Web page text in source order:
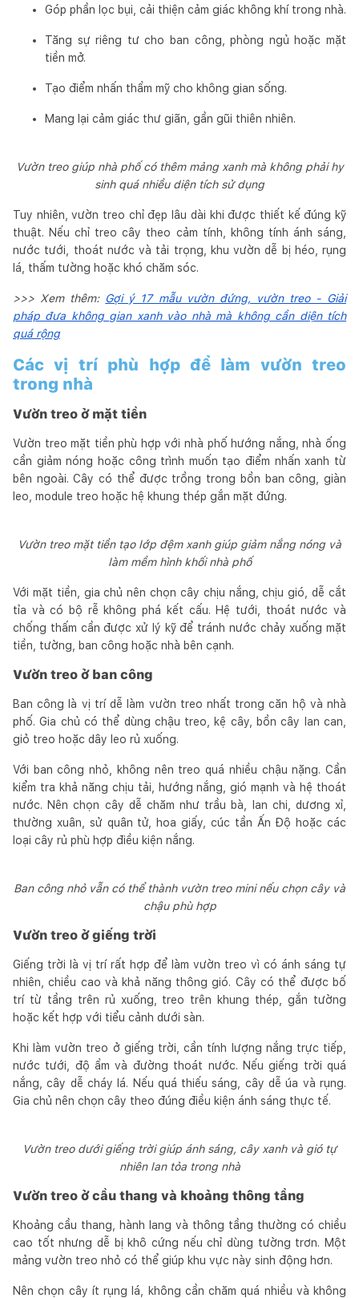
Góp phần lọc bụi, cải thiện cảm giác không khí trong nhà.
Tăng sự riêng tư cho ban công, phòng ngủ hoặc mặt
tiền mở.
Tạo điểm nhấn thẩm mỹ cho không gian sống.
Mang lại cảm giác thư giãn, gần gũi thiên nhiên.
Vườn treo giúp nhà phố có thêm mảng xanh mà không phải hy
sinh quá nhiều diện tích sử dụng
Tuy nhiên, vườn treo chỉ đẹp lâu dài khi được thiết kế đúng kỹ
thuật. Nếu chỉ treo cây theo cảm tính, không tính ánh sáng,
nước tưới, thoát nước và tải trọng, khu vườn dễ bị héo, rụng
lá, thấm tường hoặc khó chăm sóc.
>>> Xem thêm: Gợi ý 17 mẫu vườn đứng, vườn treo - Giải
pháp đưa không gian xanh vào nhà mà không cần diện tích
quá rộng
Các vị trí phù hợp để làm vườn treo
trong nhà
Vườn treo ở mặt tiền
Vườn treo mặt tiền phù hợp với nhà phố hướng nắng, nhà ống
cần giảm nóng hoặc công trình muốn tạo điểm nhấn xanh từ
bên ngoài. Cây có thể được trồng trong bồn ban công, giàn
leo, module treo hoặc hệ khung thép gắn mặt đứng.
Vườn treo mặt tiền tạo lớp đệm xanh giúp giảm nắng nóng và
làm mềm hình khối nhà phố
Với mặt tiền, gia chủ nên chọn cây chịu nắng, chịu gió, dễ cắt
tỉa và có bộ rễ không phá kết cấu. Hệ tưới, thoát nước và
chống thấm cần được xử lý kỹ để tránh nước chảy xuống mặt
tiền, tường, ban công hoặc nhà bên cạnh.
Vườn treo ở ban công
Ban công là vị trí dễ làm vườn treo nhất trong căn hộ và nhà
phố. Gia chủ có thể dùng chậu treo, kệ cây, bồn cây lan can,
giỏ treo hoặc dây leo rủ xuống.
Với ban công nhỏ, không nên treo quá nhiều chậu nặng. Cần
kiểm tra khả năng chịu tải, hướng nắng, gió mạnh và hệ thoát
nước. Nên chọn cây dễ chăm như trầu bà, lan chi, dương xỉ,
thường xuân, sử quân tử, hoa giấy, cúc tần Ấn Độ hoặc các
loại cây rủ phù hợp điều kiện nắng.
Ban công nhỏ vẫn có thể thành vườn treo mini nếu chọn cây và
chậu phù hợp
Vườn treo ở giếng trời
Giếng trời là vị trí rất hợp để làm vườn treo vì có ánh sáng tự
nhiên, chiều cao và khả năng thông gió. Cây có thể được bố
trí từ tầng trên rủ xuống, treo trên khung thép, gắn tường
hoặc kết hợp với tiểu cảnh dưới sàn.
Khi làm vườn treo ở giếng trời, cần tính lượng nắng trực tiếp,
nước tưới, độ ẩm và đường thoát nước. Nếu giếng trời quá
nắng, cây dễ cháy lá. Nếu quá thiếu sáng, cây dễ úa và rụng.
Gia chủ nên chọn cây theo đúng điều kiện ánh sáng thực tế.
Vườn treo dưới giếng trời giúp ánh sáng, cây xanh và gió tự
nhiên lan tỏa trong nhà
Vườn treo ở cầu thang và khoảng thông tầng
Khoảng cầu thang, hành lang và thông tầng thường có chiều
cao tốt nhưng dễ bị khô cứng nếu chỉ dùng tường trơn. Một
mảng vườn treo nhỏ có thể giúp khu vực này sinh động hơn.
Nên chọn cây ít rụng lá, không cần chăm quá nhiều và không